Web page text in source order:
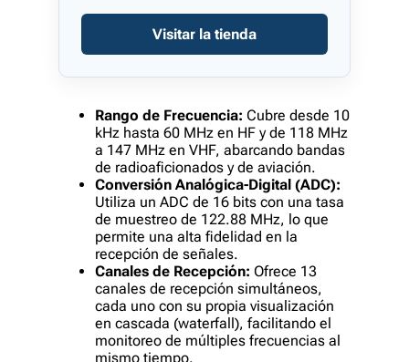
Visitar la tienda
Rango de Frecuencia: Cubre desde 10
kHz hasta 60 MHz en HF y de 118 MHz
a 147 MHz en VHF, abarcando bandas
de radioaficionados y de aviación.
Conversión Analógica-Digital (ADC):
Utiliza un ADC de 16 bits con una tasa
de muestreo de 122.88 MHz, lo que
permite una alta fidelidad en la
recepción de señales.
Canales de Recepción: Ofrece 13
canales de recepción simultáneos,
cada uno con su propia visualización
en cascada (waterfall), facilitando el
monitoreo de múltiples frecuencias al
mismo tiempo.